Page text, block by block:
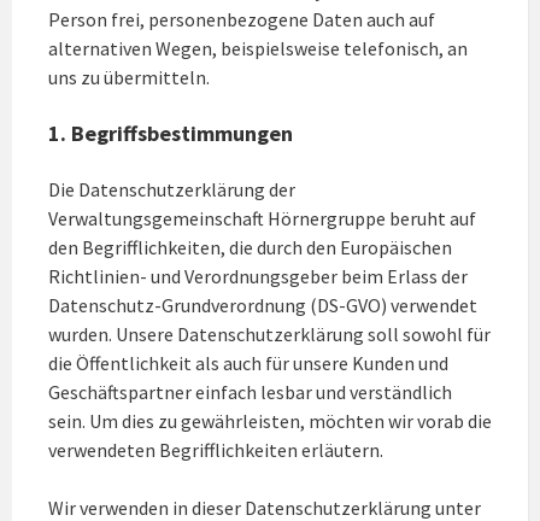
Person frei, personenbezogene Daten auch auf
alternativen Wegen, beispielsweise telefonisch, an
uns zu übermitteln.
1. Begriffsbestimmungen
Die Datenschutzerklärung der
Verwaltungsgemeinschaft Hörnergruppe beruht auf
den Begrifflichkeiten, die durch den Europäischen
Richtlinien- und Verordnungsgeber beim Erlass der
Datenschutz-Grundverordnung (DS-GVO) verwendet
wurden. Unsere Datenschutzerklärung soll sowohl für
die Öffentlichkeit als auch für unsere Kunden und
Geschäftspartner einfach lesbar und verständlich
sein. Um dies zu gewährleisten, möchten wir vorab die
verwendeten Begrifflichkeiten erläutern.
Wir verwenden in dieser Datenschutzerklärung unter